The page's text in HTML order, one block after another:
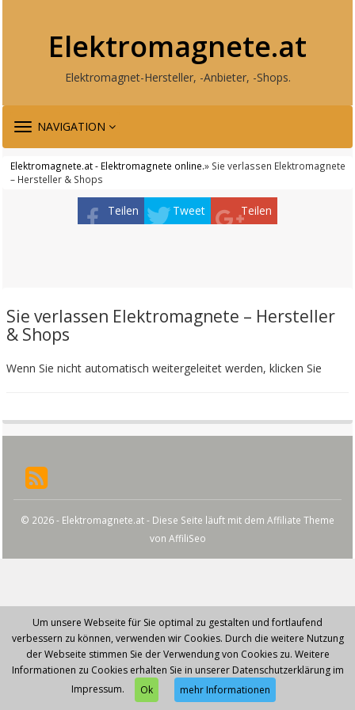
Elektromagnete.at
Elektromagnet-Hersteller, -Anbieter, -Shops.
TOGGLE
NAVIGATION
Elektromagnete.at - Elektromagnete online.» Sie verlassen Elektromagnete
– Hersteller & Shops
Teilen Tweet Teilen
Sie verlassen Elektromagnete – Hersteller
& Shops
Wenn Sie nicht automatisch weitergeleitet werden, klicken Sie
© 2026 - Elektromagnete.at - Diese Seite läuft mit dem Affiliate Theme
von AffiliSeo
Um unsere Webseite für Sie optimal zu gestalten und fortlaufend
verbessern zu können, verwenden wir Cookies. Durch die weitere Nutzung
der Webseite stimmen Sie der Verwendung von Cookies zu. Weitere
Informationen zu Cookies erhalten Sie in unserer Datenschutzerklärung im
Impressum.
Ok mehr Informationen